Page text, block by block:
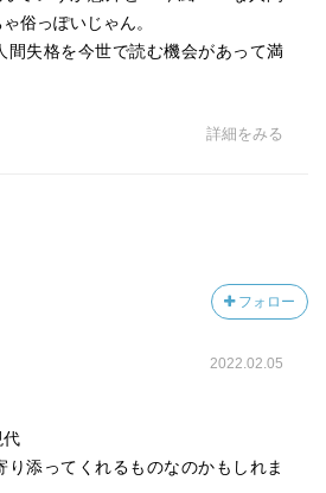
俗っぽいじゃん。
間失格を今世で読む機会があって満
詳細をみる
フォロー
2022.02.05
代
り添ってくれるものなのかもしれま